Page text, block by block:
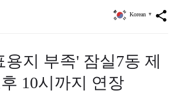
share
Korean ▼
지 부족' 잠실7동 제
10시까지 연장